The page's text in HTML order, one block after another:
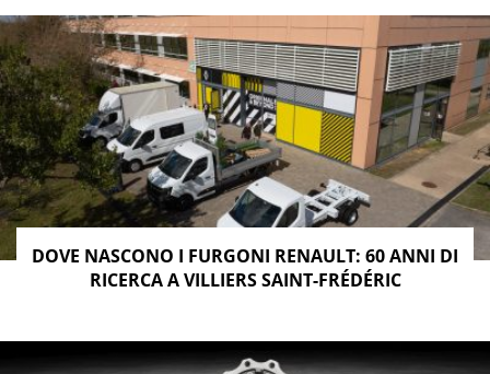
DOVE NASCONO I FURGONI RENAULT: 60 ANNI DI
RICERCA A VILLIERS SAINT-FRÉDÉRIC